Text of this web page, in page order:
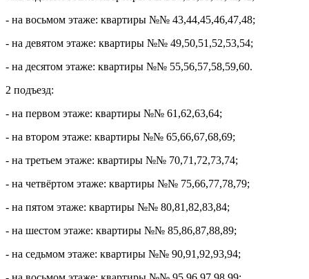
- на восьмом этаже: квартиры №№ 43,44,45,46,47,48;
- на девятом этаже: квартиры №№ 49,50,51,52,53,54;
- на десятом этаже: квартиры №№ 55,56,57,58,59,60.
2 подъезд:
- на первом этаже: квартиры №№ 61,62,63,64;
- на втором этаже: квартиры №№ 65,66,67,68,69;
- на третьем этаже: квартиры №№ 70,71,72,73,74;
- на четвёртом этаже: квартиры №№ 75,66,77,78,79;
- на пятом этаже: квартиры №№ 80,81,82,83,84;
- на шестом этаже: квартиры №№ 85,86,87,88,89;
- на седьмом этаже: квартиры №№ 90,91,92,93,94;